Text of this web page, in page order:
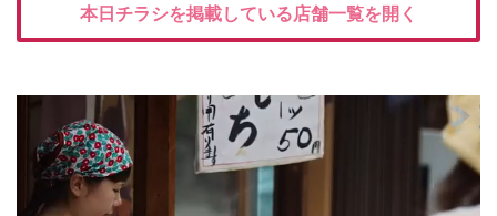
本日チラシを掲載している店舗一覧を開く